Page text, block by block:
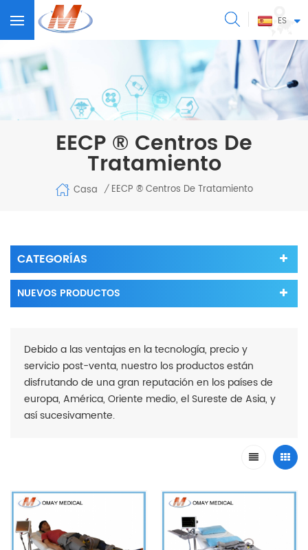
ES
EECP ® Centros De
Tratamiento
Casa / EECP ® Centros De Tratamiento
CATEGORÍAS
NUEVOS PRODUCTOS
Debido a las ventajas en la tecnología, precio y
servicio post-venta, nuestro los productos están
disfrutando de una gran reputación en los países de
europa, América, Oriente medio, el Sureste de Asia, y
así sucesivamente.